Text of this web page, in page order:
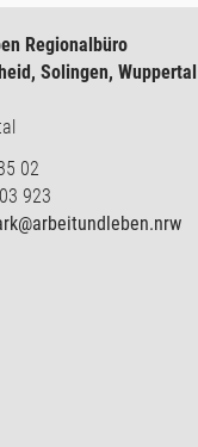
Regionalbüro
Solingen, Wuppertal
02
923